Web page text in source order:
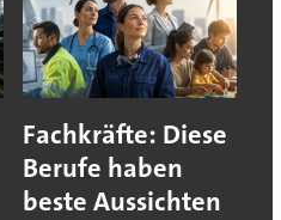
Fachkräfte: Diese
Berufe haben
beste Aussichten